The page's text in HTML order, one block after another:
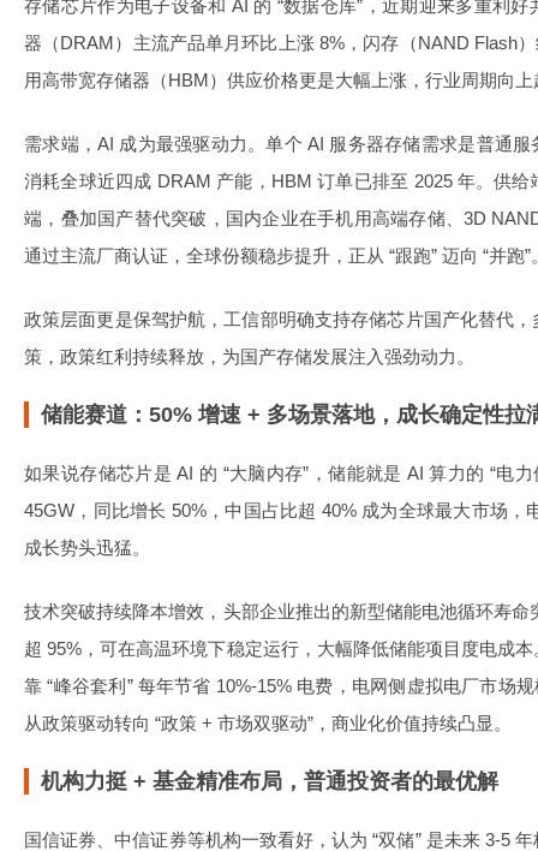
存储芯片作为电子设备和 AI 的 “数据仓库”，近期迎来多重利
器（DRAM）主流产品单月环比上涨 8%，闪存（NAND Flash
用高带宽存储器（HBM）供应价格更是大幅上涨，行业周期向
需求端，AI 成为最强驱动力。单个 AI 服务器存储需求是普通
消耗全球近四成 DRAM 产能，HBM 订单已排至 2025 年。供
端，叠加国产替代突破，国内企业在手机用高端存储、3D
通过主流厂商认证，全球份额稳步提升，正从 “跟跑” 迈向 “并跑”
政策层面更是保驾护航，工信部明确支持存储芯片国产化替代
策，政策红利持续释放，为国产存储发展注入强劲动力。
储能赛道：50% 增速 + 多场景落地，成长确定性拉
如果说存储芯片是 AI 的 “大脑内存”，储能就是 AI 算力的 “电
45GW，同比增长 50%，中国占比超 40% 成为全球最大市场，
成长势头迅猛。
技术突破持续降本增效，头部企业推出的新型储能电池循环寿
超 95%，可在高温环境下稳定运行，大幅降低储能项目度电成
靠 “峰谷套利” 每年节省 10%-15% 电费，电网侧虚拟电厂市场
从政策驱动转向 “政策 + 市场双驱动”，商业化价值持续凸显。
机构力挺 + 基金精准布局，普通投资者的最优解
国信证券、中信证券等机构一致看好，认为 “双储” 是未来 3-5